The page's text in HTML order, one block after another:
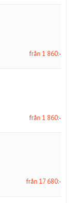
från 1 860:-
från 1 860:-
från 17 680:-